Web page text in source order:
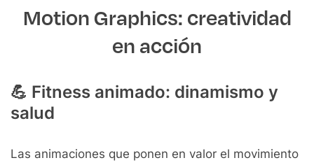
Motion Graphics: creatividad
en acción
💪 Fitness animado: dinamismo y
salud
Las animaciones que ponen en valor el movimiento